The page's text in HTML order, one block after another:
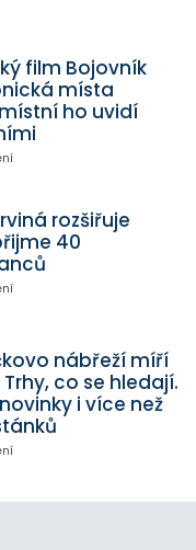
film Bojovník
místa
ho uvidí
rozšiřuje
40
nábřeží míří
co se hledají.
i více než